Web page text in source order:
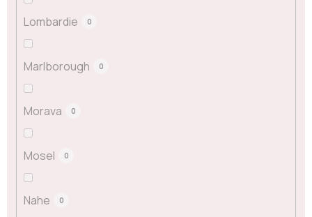
Lombardie 0
Marlborough 0
Morava 0
Mosel 0
Nahe 0